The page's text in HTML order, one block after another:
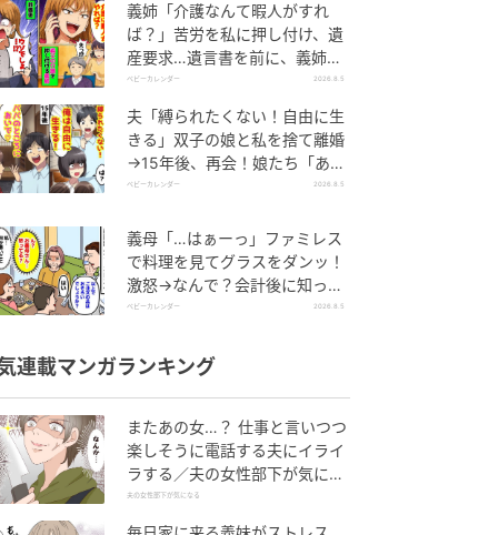
義姉「介護なんて暇人がすれ
ば？」苦労を私に押し付け、遺
産要求…遺言書を前に、義姉が
顔面蒼白のワケ
ベビーカレンダー 2026.8.5
夫「縛られたくない！自由に生
きる」双子の娘と私を捨て離婚
→15年後、再会！娘たち「あん
た誰？」論破された元夫は
ベビーカレンダー 2026.8.5
義母「…はぁーっ」ファミレス
で料理を見てグラスをダンッ！
激怒→なんで？会計後に知った
暗黙のルール
ベビーカレンダー 2026.8.5
連載マンガランキング
またあの女…？ 仕事と言いつつ
楽しそうに電話する夫にイライ
ラする／夫の女性部下が気にな
る（1）【夫婦の危機 まんが】
夫の女性部下が気になる